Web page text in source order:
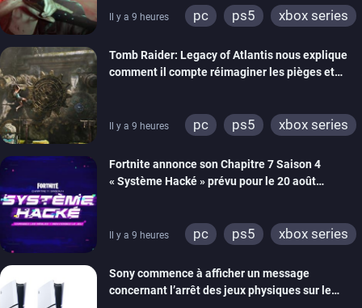
Il y a 9 heures pc ps5
xbox series
Tomb Raider: Legacy of Atlantis nous explique
comment il compte réimaginer les pièges et
Il y a 9 heures pc ps5
xbox series
Fortnite annonce son Chapitre 7 Saison 4
« Système Hacké » prévu pour le 20 août
Il y a 9 heures pc ps5
xbox series
ps4
xbox one
switch 2
Sony commence à afficher un message
concernant l’arrêt des jeux physiques sur le